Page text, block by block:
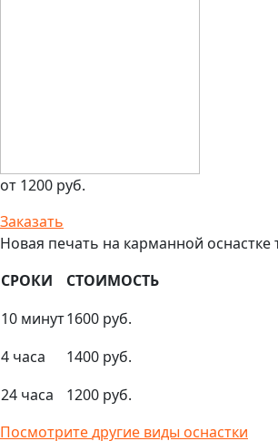
от 1200 руб.
Заказать
Новая печать на карманной оснастке
СРОКИ
СТОИМОСТЬ
10 минут1600 руб.
4 часа
1400 руб.
24 часа
1200 руб.
Посмотритедругие виды оснастки